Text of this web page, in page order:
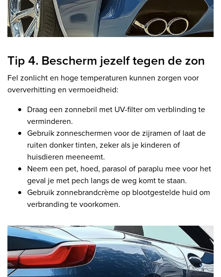
Tip 4. Bescherm jezelf tegen de zon
Fel zonlicht en hoge temperaturen kunnen zorgen voor
oververhitting en vermoeidheid:
Draag een zonnebril met UV-filter om verblinding te
verminderen.
Gebruik zonneschermen voor de zijramen of laat de
ruiten donker tinten, zeker als je kinderen of
huisdieren meeneemt.
Neem een pet, hoed, parasol of paraplu mee voor het
geval je met pech langs de weg komt te staan.
Gebruik zonnebrandcrème op blootgestelde huid om
verbranding te voorkomen.